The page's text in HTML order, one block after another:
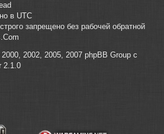
в UTC
запрещено без рабочей обратной
2002, 2005, 2007 phpBB Group с
2.1.0